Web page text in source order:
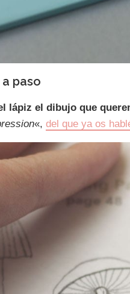
paso
lápiz el dibujo que
«, del que ya os